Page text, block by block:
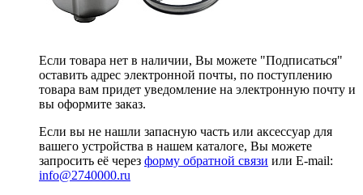
Если товара нет в наличии, Вы можете "Подписаться"
оставить адрес электронной почты, по поступлению
товара вам придет уведомление на электронную почту и
вы оформите заказ.
Если вы не нашли запасную часть или аксессуар для
вашего устройства в нашем каталоге, Вы можете
запросить её через форму обратной связи или E-mail:
info@2740000.ru